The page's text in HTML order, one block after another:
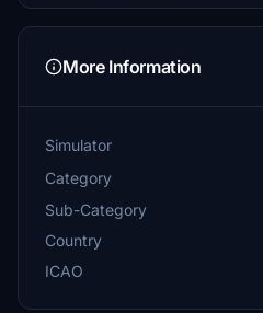
More Information
Simulator
Category
Sub-Category
Country
ICAO